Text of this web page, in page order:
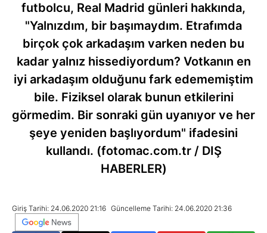
futbolcu, Real Madrid günleri hakkında,
"Yalnızdım, bir başımaydım. Etrafımda
birçok çok arkadaşım varken neden bu
kadar yalnız hissediyordum? Votkanın en
iyi arkadaşım olduğunu fark edememiştim
bile. Fiziksel olarak bunun etkilerini
görmedim. Bir sonraki gün uyanıyor ve her
şeye yeniden başlıyordum" ifadesini
kullandı. (fotomac.com.tr / DIŞ
HABERLER)
Giriş Tarihi: 24.06.2020 21:16 Güncelleme Tarihi: 24.06.2020 21:36